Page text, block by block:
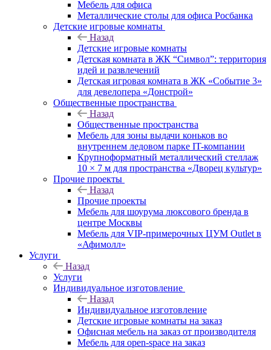
Мебель для офиса
Металлические столы для офиса Росбанка
Детские игровые комнаты
Назад
Детские игровые комнаты
Детская комната в ЖК “Символ”: территория
идей и развлечений
Детская игровая комната в ЖК «Событие 3»
для девелопера «Донстрой»
Общественные пространства
Назад
Общественные пространства
Мебель для зоны выдачи коньков во
внутреннем ледовом парке IT-компании
Крупноформатный металлический стеллаж
10 × 7 м для пространства «Дворец культур»
Прочие проекты
Назад
Прочие проекты
Мебель для шоурума люксового бренда в
центре Москвы
Мебель для VIP-примерочных ЦУМ Outlet в
«Афимолл»
Услуги
Назад
Услуги
Индивидуальное изготовление
Назад
Индивидуальное изготовление
Детские игровые комнаты на заказ
Офисная мебель на заказ от производителя
Мебель для open-space на заказ